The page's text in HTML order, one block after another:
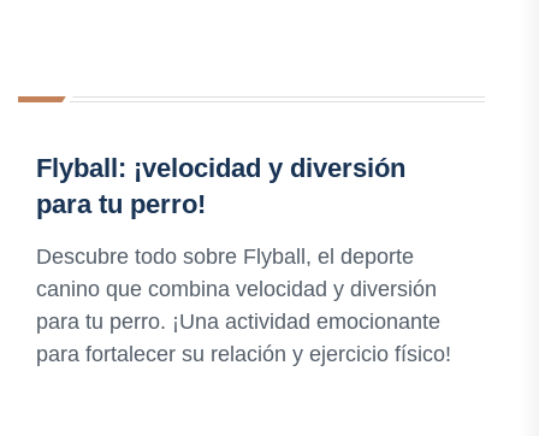
Flyball: ¡velocidad y diversión
para tu perro!
Descubre todo sobre Flyball, el deporte
canino que combina velocidad y diversión
para tu perro. ¡Una actividad emocionante
para fortalecer su relación y ejercicio físico!